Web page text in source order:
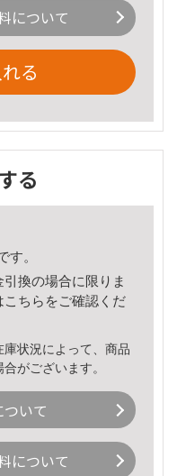
について
る
る
す。
換の場合に限りま
こちら をご確認くだ
状況によって、商品
がございます。
いて
について